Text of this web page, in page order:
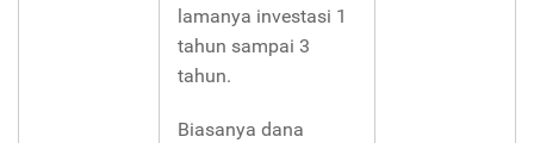
lamanya investasi 1
tahun sampai 3
tahun.
Biasanya dana